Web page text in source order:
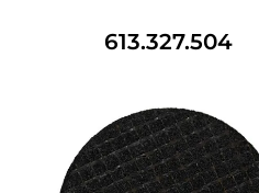
613.327.504